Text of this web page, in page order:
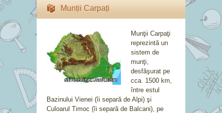
Munții Carpați
Munţii Carpaţi
reprezintă un
sistem de
munţi,
desfăşurat pe
cca. 1500 km,
între estul
Bazinului Vienei (îi separă de Alpi) şi
Culoarul Timoc (îi separă de Balcani), pe